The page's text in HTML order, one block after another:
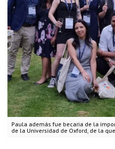
Paula además fue becaria de la
de la Universidad de Oxford, de la